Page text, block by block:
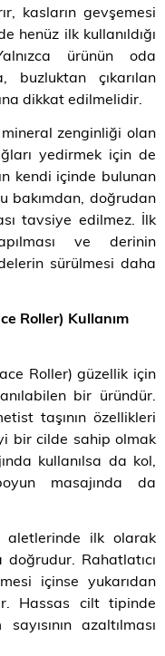
kasların gevşemesi
henüz ilk kullanıldığı
ürünün oda
buzluktan çıkarılan
dikkat edilmelidir.
zenginliği olan
yedirmek için de
kendi içinde bulunan
bakımdan, doğrudan
tavsiye edilmez. İlk
ve derinin
sürülmesi daha
Roller) Kullanım
Roller) güzellik için
bir üründür.
taşının özellikleri
bir cilde sahip olmak
kullanılsa da kol,
masajında da
aletlerinde ilk olarak
Rahatlatıcı
içinse yukarıdan
Hassas cilt tipinde
azaltılması